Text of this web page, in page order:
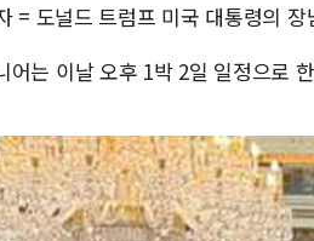
이
美
= 도널드 트럼프 미국 대통령의
어는 이날 오후 1박 2일 일정으로